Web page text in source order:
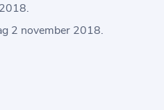
2 november 2018.